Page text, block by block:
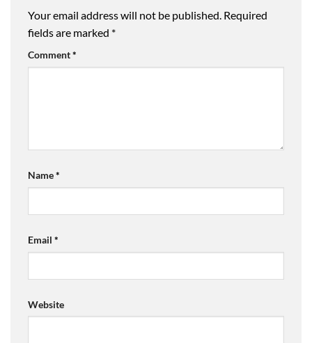
Your email address will not be published. Required
fields are marked *
Comment*
Name*
Email *
Website